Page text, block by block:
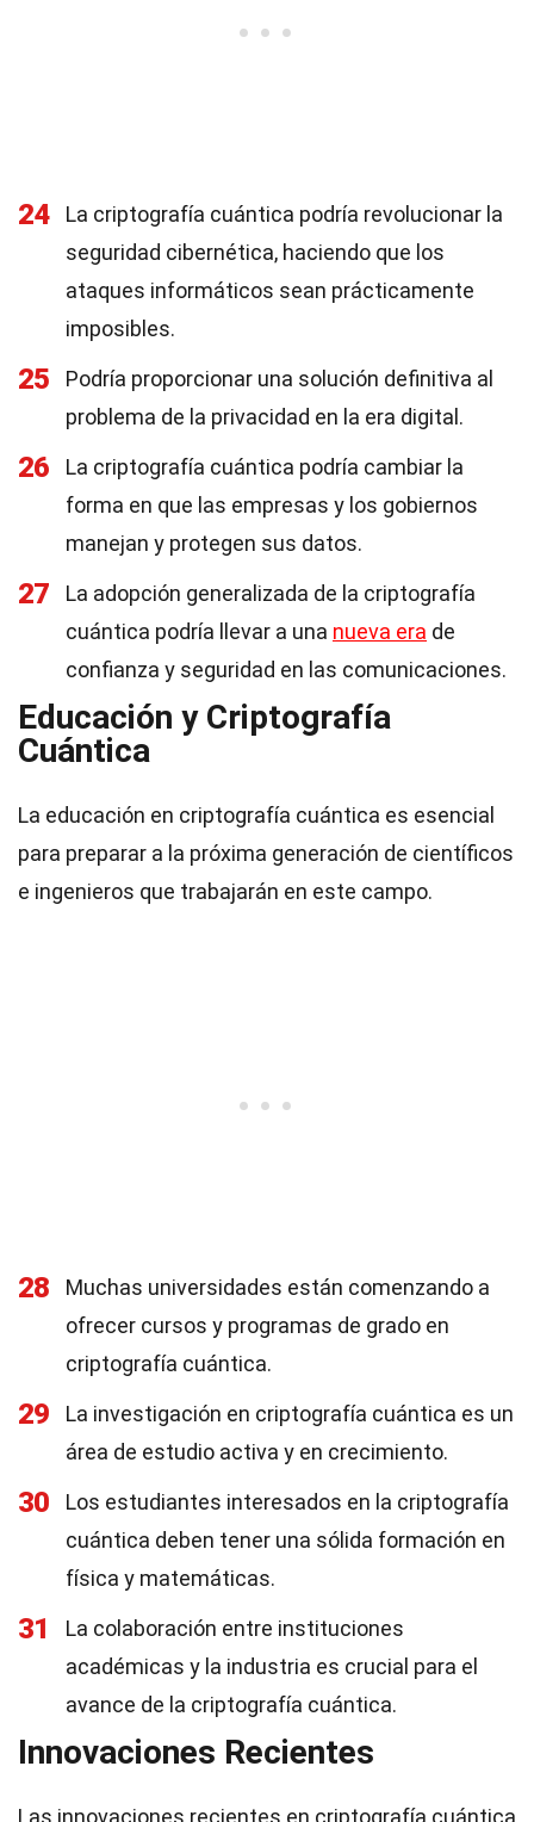
24
La criptografía cuántica podría revolucionar la
seguridad cibernética, haciendo que los
ataques informáticos sean prácticamente
imposibles.
25
Podría proporcionar una solución definitiva al
problema de la privacidad en la era digital.
26
La criptografía cuántica podría cambiar la
forma en que las empresas y los gobiernos
manejan y protegen sus datos.
27
La adopción generalizada de la criptografía
cuántica podría llevar a una nueva era de
confianza y seguridad en las comunicaciones.
Educación y Criptografía
Cuántica
La educación en criptografía cuántica es esencial
para preparar a la próxima generación de científicos
e ingenieros que trabajarán en este campo.
28
Muchas universidades están comenzando a
ofrecer cursos y programas de grado en
criptografía cuántica.
29
La investigación en criptografía cuántica es un
área de estudio activa y en crecimiento.
30
Los estudiantes interesados en la criptografía
cuántica deben tener una sólida formación en
física y matemáticas.
31
La colaboración entre instituciones
académicas y la industria es crucial para el
avance de la criptografía cuántica.
Innovaciones Recientes
Las innovaciones recientes en criptografía cuántica